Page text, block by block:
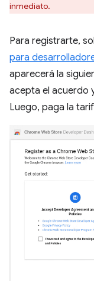
inmediato.
Para registrarte,
para
aparecerá la
acepta el acuerdo
Luego, paga la